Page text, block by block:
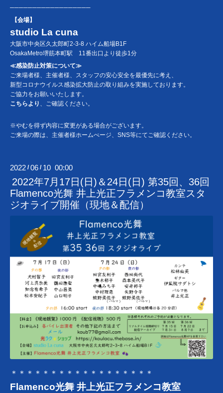
──────────────────
【会場】
studio La cuna
大阪市中央区久太郎町2-3-8 ハイム船場B1F
OsakaMetro堺筋本町駅 11番出口より徒歩1分
≪感染防止対策について≫
ご来場者様、主催者様、スタッフの安心安全を最優先に考え、
新型コロナウイルス感染拡大防止の取り組みを実施しております。
ご協力をお願いいたします。
こちらより 、ご確認ください。
※やむを得ず内容に変更がある場合がございます。
ご来場の際は、主催者様ホームぺージ、SNS等にてご確認ください。
2022 /06 / 10 00:00
2022年7月17日(日)＆24日(日) 第35回、36回
Flamenco光舞 井上光正フラメンコ教室スタ
ジオライブ開催（現地＆配信）
＊＊＊＊＊＊＊＊＊＊＊＊＊＊＊＊＊＊
Flamenco光舞 井上光正フラメンコ教室